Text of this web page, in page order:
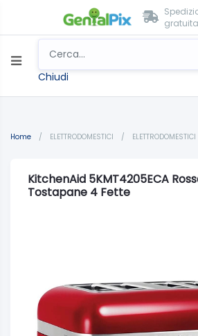
Chiudi
Home / ELETTRODOMESTICI /
KitchenAid 5KMT4205ECA
Tostapane 4 Fette